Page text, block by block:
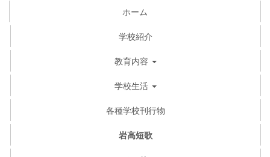
ホーム
学校紹介
教育内容
学校生活
各種学校刊行物
岩高短歌